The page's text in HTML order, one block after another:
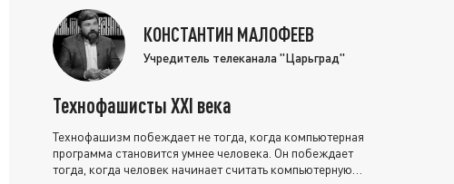
КОНСТАНТИН МАЛОФЕЕВ
Учредитель телеканала "Царьград"
Технофашисты XXI века
Технофашизм побеждает не тогда, когда компьютерная
программа становится умнее человека. Он побеждает
тогда, когда человек начинает считать компьютерную